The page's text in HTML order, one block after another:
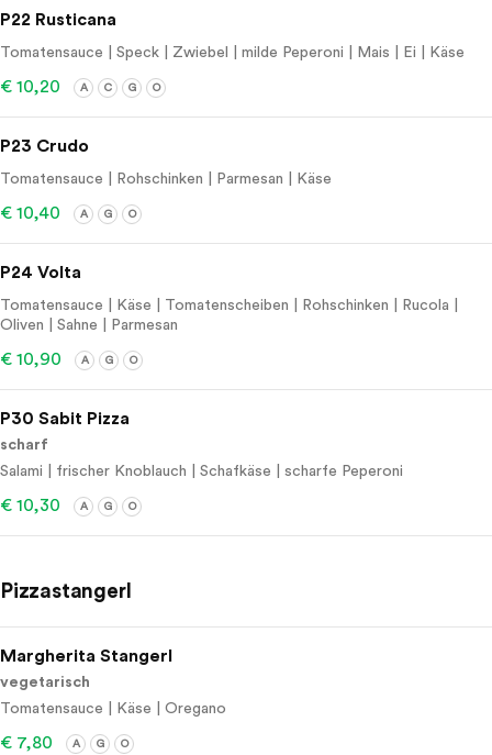
P22 Rusticana
Tomatensauce | Speck | Zwiebel | milde Peperoni | Mais | Ei | Käse
€ 10,20 A C G O
P23 Crudo
Tomatensauce | Rohschinken | Parmesan | Käse
€ 10,40 A G O
P24 Volta
Tomatensauce | Käse | Tomatenscheiben | Rohschinken | Rucola |
Oliven | Sahne | Parmesan
€ 10,90 A G O
P30 Sabit Pizza
scharf
Salami | frischer Knoblauch | Schafkäse | scharfe Peperoni
€ 10,30 A G O
Pizzastangerl
Margherita Stangerl
vegetarisch
Tomatensauce | Käse | Oregano
€ 7,80 A G O